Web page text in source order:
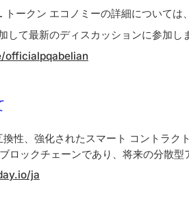
ークン エコノミーの詳細については
して最新のディスカッションに参加し
officialpqabelian
性、強化されたスマート コントラク
ロックチェーンであり、将来の分散型
ja